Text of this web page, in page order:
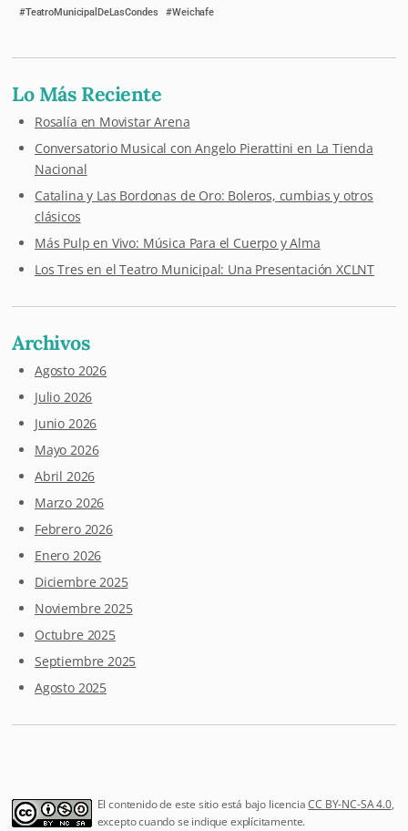
TeatroMunicipalDeLasCondes Weichafe
Lo Más Reciente
Rosalía en Movistar Arena
Conversatorio Musical con Angelo Pierattini en La Tienda
Nacional
Catalina y Las Bordonas de Oro: Boleros, cumbias y otros
clásicos
Más Pulp en Vivo: Música Para el Cuerpo y Alma
Los Tres en el Teatro Municipal: Una Presentación XCLNT
Archivos
Agosto 2026
Julio 2026
Junio 2026
Mayo 2026
Abril 2026
Marzo 2026
Febrero 2026
Enero 2026
Diciembre 2025
Noviembre 2025
Octubre 2025
Septiembre 2025
Agosto 2025
El contenido de este sitio está bajo licenciaCC BY-NC-SA 4.0,
excepto cuando se indique explícitamente.